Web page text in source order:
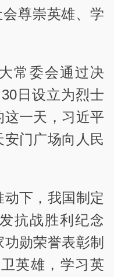
会尊崇英雄、学
常委会通过决
日设立为烈士
一天，习近平
门广场向人民
下，我国制定
抗战胜利纪念
勋荣誉表彰制
英雄，学习英